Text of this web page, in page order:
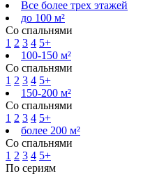
Все более трех этажей
до 100 м²
Со спальнями
1 2 3 4 5+
100-150 м²
Со спальнями
1 2 3 4 5+
150-200 м²
Со спальнями
1 2 3 4 5+
более 200 м²
Со спальнями
1 2 3 4 5+
По сериям